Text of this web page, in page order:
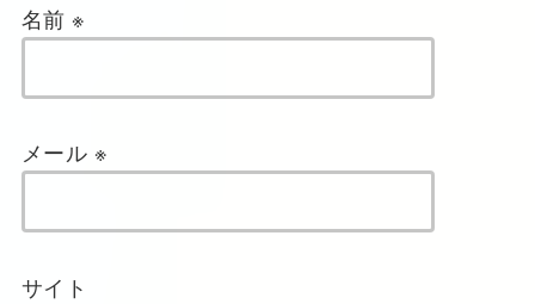
名前 ※
メール ※
サイト